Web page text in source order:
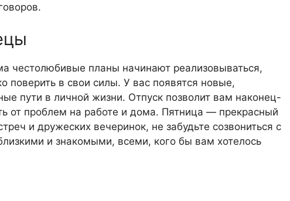
честолюбивые планы начинают реализовываться,
поверить в свои силы. У вас появятся новые,
пути в личной жизни. Отпуск позволит вам наконец-
от проблем на работе и дома. Пятница — прекрасный
и дружеских вечеринок, не забудьте созвониться с
и знакомыми, всеми, кого бы вам хотелось